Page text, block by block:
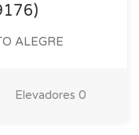
ALEGRE
Elevadores 0